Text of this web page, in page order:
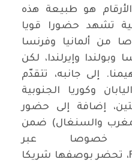
هو طبيعة هذه
تشهد حضورا قويا
من ألمانيا وفرنسا
وبولندا وإيرلندا، لكن
إلى جانبه، تتقدّم
وكوريا الجنوبية
إضافة إلى حضور
والسنغال) ضمن
خصوصا عبر
أقسام Panorama وForum، تحضر بوصفها شريكا